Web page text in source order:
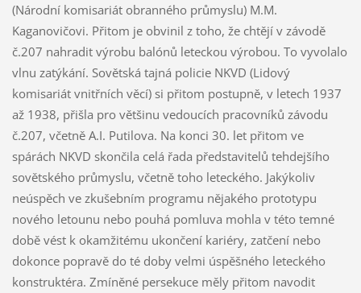
(Národní komisariát obranného průmyslu) M.M.
Kaganovičovi. Přitom je obvinil z toho, že chtějí v závodě
č.207 nahradit výrobu balónů leteckou výrobou. To vyvolalo
vlnu zatýkání. Sovětská tajná policie NKVD (Lidový
komisariát vnitřních věcí) si přitom postupně, v letech 1937
až 1938, přišla pro většinu vedoucích pracovníků závodu
č.207, včetně A.I. Putilova. Na konci 30. let přitom ve
spárách NKVD skončila celá řada představitelů tehdejšího
sovětského průmyslu, včetně toho leteckého. Jakýkoliv
neúspěch ve zkušebním programu nějakého prototypu
nového letounu nebo pouhá pomluva mohla v této temné
době vést k okamžitému ukončení kariéry, zatčení nebo
dokonce popravě do té doby velmi úspěšného leteckého
konstruktéra. Zmíněné persekuce měly přitom navodit